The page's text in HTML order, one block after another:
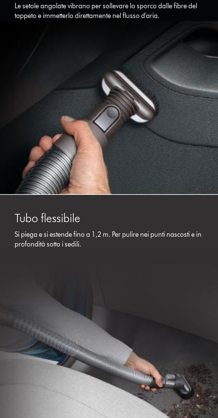
Le setole angolate vibrano per sollevare lo sporco dalle fibre del
tappeto e immetterlo direttamente nel flusso d'aria.
Tubo flessibile
Si piega e si estende fino a 1,2 m. Per pulire nei punti nascosti e in
profondità sotto i sedili.